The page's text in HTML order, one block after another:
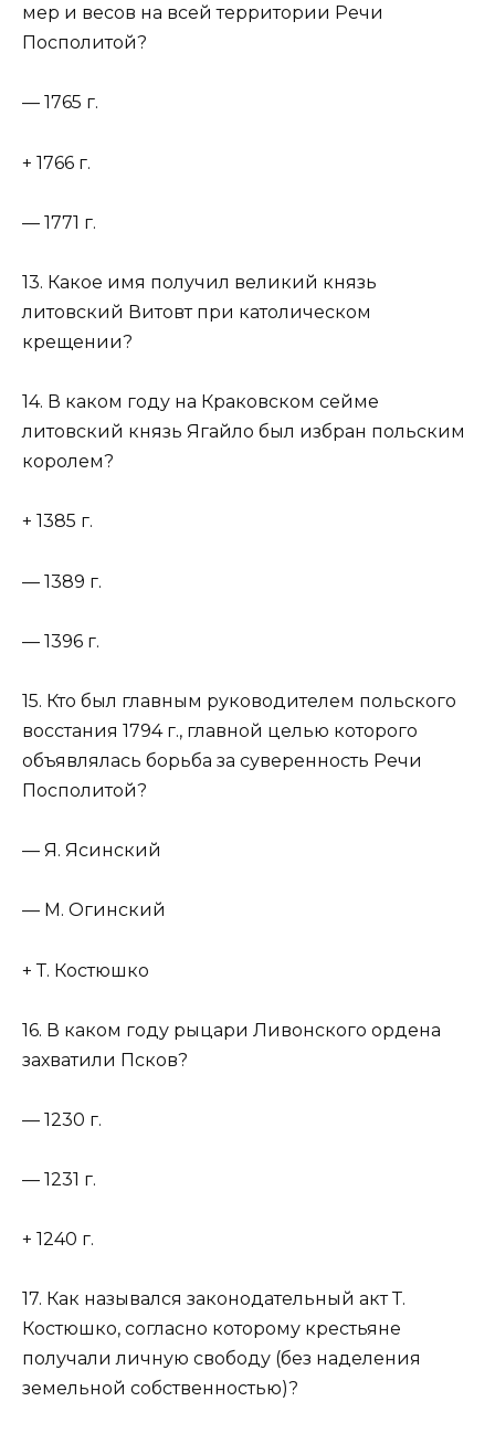
мер и весов на всей территории Речи
Посполитой?
— 1765 г.
+ 1766 г.
— 1771 г.
13. Какое имя получил великий князь
литовский Витовт при католическом
крещении?
14. В каком году на Краковском сейме
литовский князь Ягайло был избран польским
королем?
+ 1385 г.
— 1389 г.
— 1396 г.
15. Кто был главным руководителем польского
восстания 1794 г., главной целью которого
объявлялась борьба за суверенность Речи
Посполитой?
— Я. Ясинский
— М. Огинский
+ Т. Костюшко
16. В каком году рыцари Ливонского ордена
захватили Псков?
— 1230 г.
— 1231 г.
+ 1240 г.
17. Как назывался законодательный акт Т.
Костюшко, согласно которому крестьяне
получали личную свободу (без наделения
земельной собственностью)?